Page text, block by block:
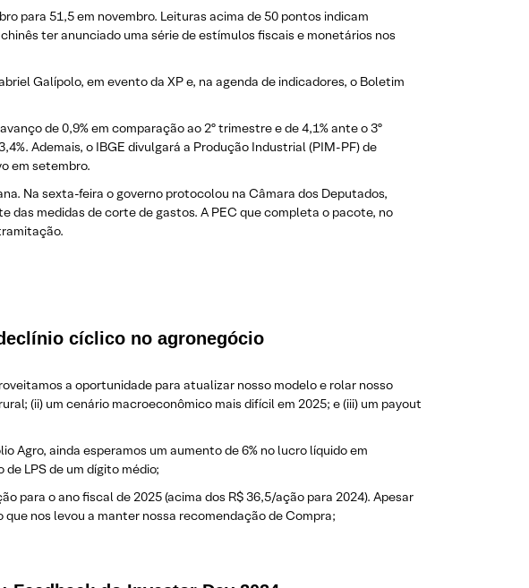
para 51,5 em novembro. Leituras acima de 50 pontos indicam
ter anunciado uma série de estímulos fiscais e monetários nos
Galípolo, em evento da XP e, na agenda de indicadores, o Boletim
de 0,9% em comparação ao 2º trimestre e de 4,1% ante o 3º
Ademais, o IBGE divulgará a Produção Industrial (PIM-PF) de
em setembro.
Na sexta-feira o governo protocolou na Câmara dos Deputados,
das medidas de corte de gastos. A PEC que completa o pacote, no
cíclico no agronegócio
a oportunidade para atualizar nosso modelo e rolar nosso
(ii) um cenário macroeconômico mais difícil em 2025; e (iii) um payout
Agro, ainda esperamos um aumento de 6% no lucro líquido em
LPS de um dígito médio;
para o ano fiscal de 2025 (acima dos R$ 36,5/ação para 2024). Apesar
nos levou a manter nossa recomendação de Compra;